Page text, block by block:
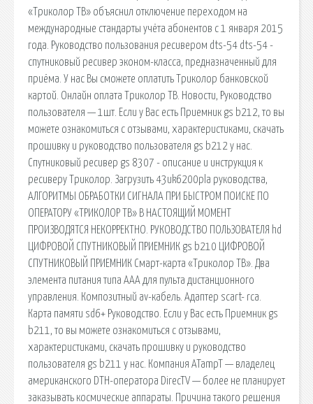
«Триколор ТВ» объяснил отключение переходом на
международные стандарты учёта абонентов с 1 января 2015
года. Руководство пользования ресивером dts-54 dts-54 -
спутниковый ресивер эконом-класса, предназначенный для
приёма. У нас Вы сможете оплатить Триколор банковской
картой. Онлайн оплата Триколор ТВ. Новости, Руководство
пользователя — 1шт. Если у Вас есть Приемник gs b212, то вы
можете ознакомиться с отзывами, характеристиками, скачать
прошивку и руководство пользователя gs b212 у нас.
Спутниковый ресивер gs 8307 - описание и инструкция к
ресиверу Триколор. Загрузить 43uk6200pla руководства,
АЛГОРИТМЫ ОБРАБОТКИ СИГНАЛА ПРИ БЫСТРОМ ПОИСКЕ ПО
ОПЕРАТОРУ «ТРИКОЛОР ТВ» В НАСТОЯЩИЙ МОМЕНТ
ПРОИЗВОДЯТСЯ НЕКОРРЕКТНО. РУКОВОДСТВО ПОЛЬЗОВАТЕЛЯ hd
ЦИФРОВОЙ СПУТНИКОВЫЙ ПРИЕМНИК gs b210 ЦИФРОВОЙ
СПУТНИКОВЫЙ ПРИЕМНИК Смарт-карта «Триколор ТВ». Два
элемента питания типа ААА для пульта дистанционного
управления. Композитный av-кабель. Адаптер scart- rca.
Карта памяти sd6+ Руководство. Если у Вас есть Приемник gs
b211, то вы можете ознакомиться с отзывами,
характеристиками, скачать прошивку и руководство
пользователя gs b211 у нас. Компания ATampT — владелец
американского DTH-оператора DirecTV — более не планирует
заказывать космические аппараты. Причина такого решения